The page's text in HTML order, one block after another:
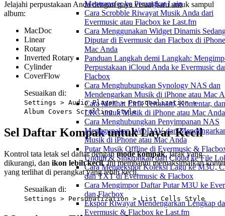
Mentransfer ke Perangkat Lain
Cara Scrobble Riwayat Musik Anda dari
Evermusic atau Flacbox ke Last.fm
Cara Menggunakan Widget Dinamis
Diputar di Evermusic dan Flacbox di
Mac Anda
Panduan Langkah demi Langkah:
Perpustakaan iCloud Anda ke Evermusic
Flacbox
Cara Menghubungkan Synology NAS dan
Mendengarkan Musik di iPhone atau Mac
Cara Melihat Lirik Tertanam, Komentar,
LRC untuk Musik di iPhone atau Mac Anda
Cara Menghubungkan Penyimpanan NAS
Menggunakan WebDAV dan
Musik di iPhone atau Mac Anda
Putar Musik Offline di Evermusic &
Unduh & Sinkronkan dari Cloud ke File
Cara Mengekspor Koleksi Lagu ke M3U,
dan TXT di Evermusic & Flacbox
Cara Mengimpor Daftar Putar M3U ke
dan Flacbox
Ekspor Riwayat Mendengarkan Lengkap
Evermusic & Flacbox ke Last.fm
Jelajahi perpustakaan Anda dengan gaya visual baru untuk sampul
album:
MacDoc
Linear
Rotary
Inverted Rotary
Cylinder
CoverFlow
Sesuaikan di:
Settings > Audio Player > Personalization >
Album Covers Scrolling Style
Sel Daftar Kompak untuk Layar Kecil
Kontrol tata letak sel daftar denganmode kompak, jarak yang
dikurangi, dan ikon lebih kecil. Ini membantu memaksimalkan
yang terlihat di perangkat yang lebih kecil.
Sesuaikan di:
Settings > Personalization > List Cells Style